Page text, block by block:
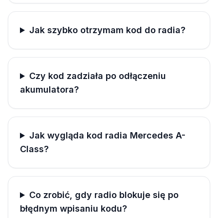
Jak szybko otrzymam kod do radia?
Czy kod zadziała po odłączeniu
akumulatora?
Jak wygląda kod radia Mercedes A-
Class?
Co zrobić, gdy radio blokuje się po
błędnym wpisaniu kodu?